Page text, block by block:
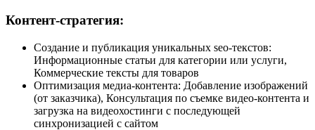
Контент-стратегия:
Создание и публикация уникальных seo-текстов:
Информационные статьи для категории или услуги,
Коммерческие тексты для товаров
Оптимизация медиа-контента: Добавление изображений
(от заказчика), Консультация по съемке видео-контента и
загрузка на видеохостинги с последующей
синхронизацией с сайтом